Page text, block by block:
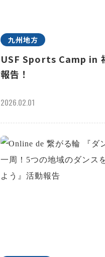
九州地方
USF Sports Camp in
報告！
2026.02.01